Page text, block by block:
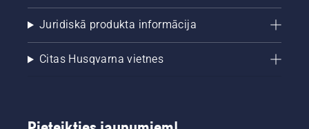
Juridiskā produkta informācija
Citas Husqvarna vietnes